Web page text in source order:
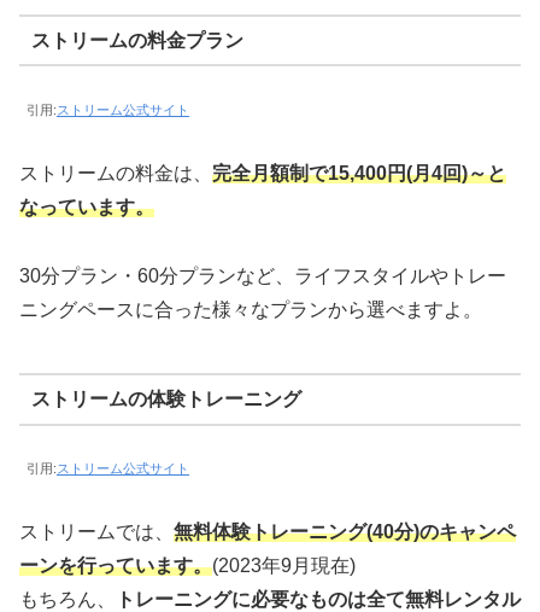
ストリームの料金プラン
引用:ストリーム公式サイト
ストリームの料金は、 完全月額制で15,400円(月4回)～と
なっています。
30分プラン・60分プランなど、ライフスタイルやトレー
ニングペースに合った様々なプランから選べますよ。
ストリームの体験トレーニング
引用:ストリーム公式サイト
ストリームでは、 無料体験トレーニング(40分)のキャンペ
ーンを行っています。(2023年9月現在)
もちろん、
トレーニングに必要なものは全て無料レンタル